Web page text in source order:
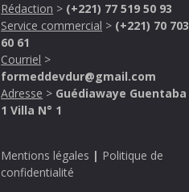
Rédaction > (+221) 77 519 50 93
Service commercial > (+221) 70 703
60 61
Courriel >
formeddevdur@gmail.com
Adresse > Guédiawaye Guentaba
1 Villa N° 1
Mentions légales | Politique de
confidentialité